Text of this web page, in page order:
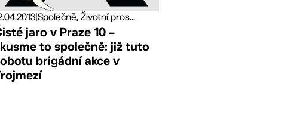
|Společně, Životní pros...
jaro v Praze 10 –
to společně: již tuto
brigádní akce v